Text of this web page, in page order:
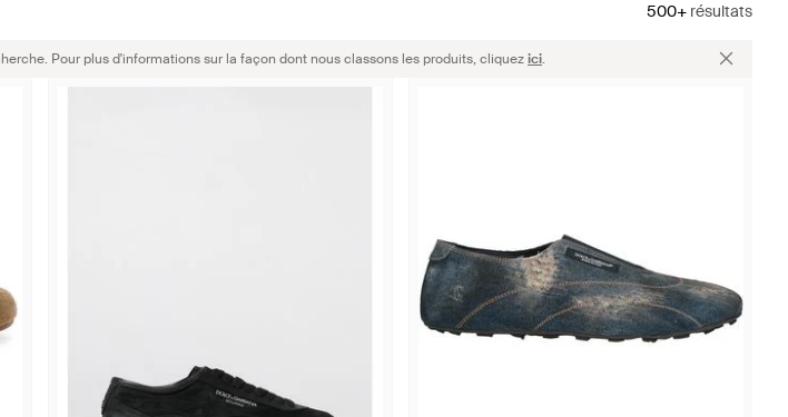
500+ résultats
Pour plus d'informations sur la façon dont nous classons les produits, cliquezici.